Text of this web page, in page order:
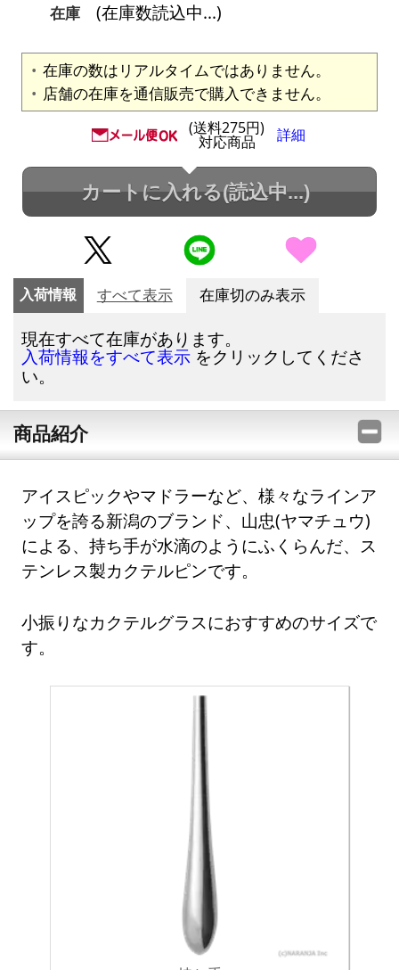
在庫
(在庫数読込中...)
在庫の数はリアルタイムではありません。
店舗の在庫を通信販売で購入できません。
(送料275円)
対応商品 詳細
カートに入れる(読込中...)
入荷情報 すべて表示 在庫切のみ表示
現在すべて在庫があります。
入荷情報をすべて表示 をクリックしてくださ
い。
商品紹介
アイスピックやマドラーなど、様々なラインア
ップを誇る新潟のブランド、山忠(ヤマチュウ)
による、持ち手が水滴のようにふくらんだ、ス
テンレス製カクテルピンです。
小振りなカクテルグラスにおすすめのサイズで
す。